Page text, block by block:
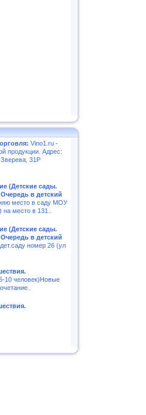
Vino1.ru -
продукции. Адрес:
Зверева, 31Р
(Детские сады.
в детский
место в саду МОУ
место в 131..
(Детские сады.
в детский
номер 26 (ул
10 человек)Новые